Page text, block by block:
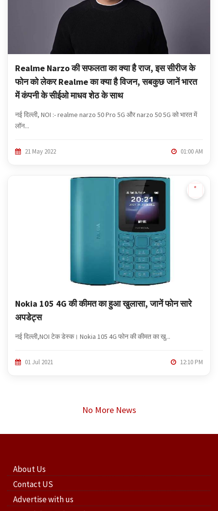
n
Realme Narzo की सफलता का क्या है राज, इस सीरीज के
फोन को लेकर Realme का क्या है विजन, सबकुछ जानें भारत
में कंपनी के सीईओ माधव शेठ के साथ
नई दिल्ली, NOI :- realme narzo 50 Pro 5G और narzo 50 5G को भारत में
लॉन...
21 May 2022 01:00 AM
Nokia 105 4G की कीमत का हुआ खुलासा, जानें फोन सारे
अपडेट्स
नई दिल्ली,NOI टेक डेस्क। Nokia 105 4G फोन की कीमत का खु...
01 Jul 2021 12:10 PM
No More News
About Us
Contact US
Advertise with us